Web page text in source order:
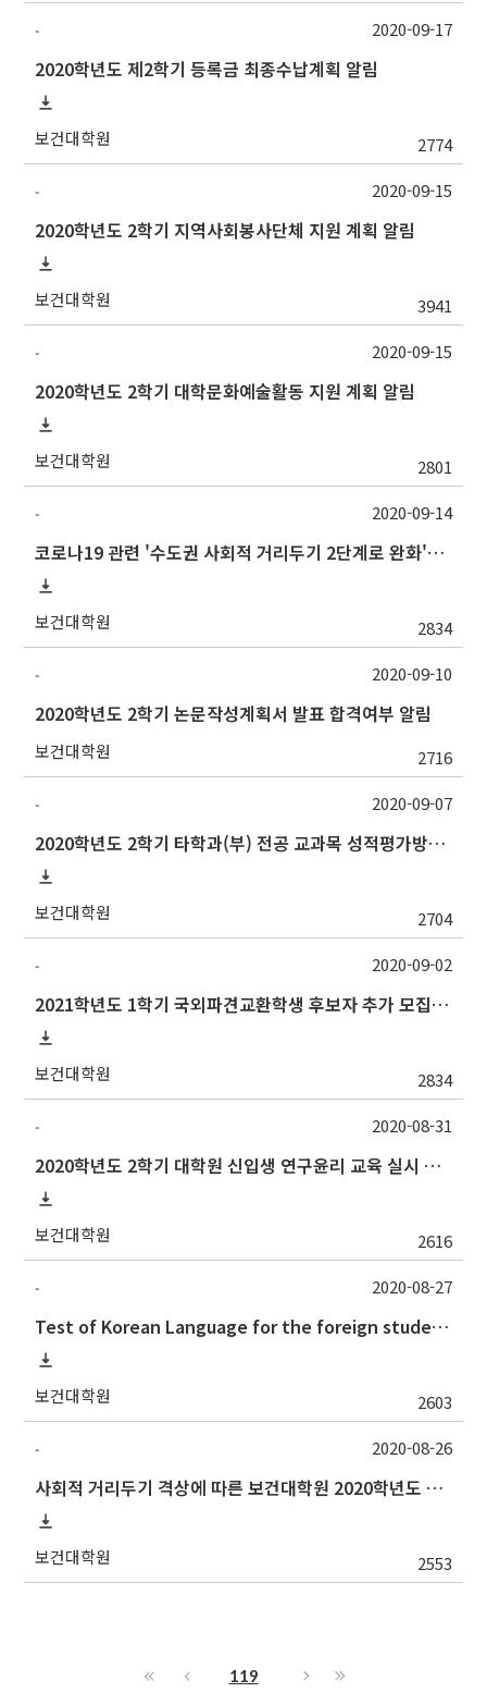
-
2020학년도 제2학기 등록금 최종수납계획 알림
보건대학원 2774
2020-09-17
-
2020학년도 2학기 지역사회봉사단체 지원 계획 알림
보건대학원 3941
2020-09-15
-
2020학년도 2학기 대학문화예술활동 지원 계획 알림
보건대학원 2801
2020-09-15
-
코로나19 관련 '수도권 사회적 거리두기 2단계로 완화'에 따른 방역 조치 조정 방안 등 안내
보건대학원 2834
2020-09-14
-
2020학년도 2학기 논문작성계획서 발표 합격여부 알림
보건대학원 2716
2020-09-10
-
2020학년도 2학기 타학과(부) 전공 교과목 성적평가방법 선택 안내
보건대학원 2704
2020-09-07
-
2021학년도 1학기 국외파견교환학생 후보자 추가 모집 안내
보건대학원 2834
2020-09-02
-
2020학년도 2학기 대학원 신입생 연구윤리 교육 실시 안내
보건대학원 2616
2020-08-31
-
Test of Korean Language for the foreign students(the 2nd semester, 2020) 2020.2학기 외국인학생의 한국어시험 실시 안내(논문제출자격시험)
보건대학원 2603
2020-08-27
-
사회적 거리두기 격상에 따른 보건대학원 2020학년도 2학기 수업 방식 안내(업데이트)
보건대학원 2553
2020-08-26
119